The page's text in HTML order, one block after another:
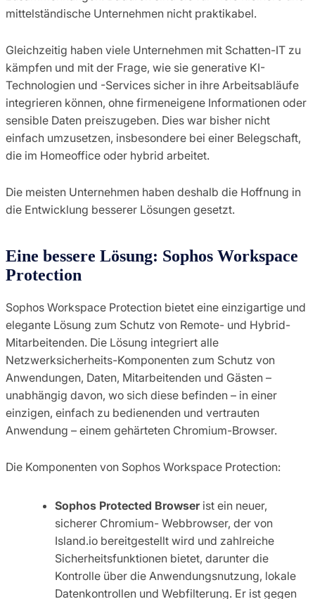
mittelständische Unternehmen nicht praktikabel.
Gleichzeitig haben viele Unternehmen mit Schatten-IT zu
kämpfen und mit der Frage, wie sie generative KI-
Technologien und -Services sicher in ihre Arbeitsabläufe
integrieren können, ohne firmeneigene Informationen oder
sensible Daten preiszugeben. Dies war bisher nicht
einfach umzusetzen, insbesondere bei einer Belegschaft,
die im Homeoffice oder hybrid arbeitet.
Die meisten Unternehmen haben deshalb die Hoffnung in
die Entwicklung besserer Lösungen gesetzt.
Eine bessere Lösung: Sophos Workspace
Protection
Sophos Workspace Protection bietet eine einzigartige und
elegante Lösung zum Schutz von Remote- und Hybrid-
Mitarbeitenden. Die Lösung integriert alle
Netzwerksicherheits-Komponenten zum Schutz von
Anwendungen, Daten, Mitarbeitenden und Gästen –
unabhängig davon, wo sich diese befinden – in einer
einzigen, einfach zu bedienenden und vertrauten
Anwendung – einem gehärteten Chromium-Browser.
Die Komponenten von Sophos Workspace Protection:
Sophos Protected Browser ist ein neuer,
sicherer Chromium- Webbrowser, der von
Island.io bereitgestellt wird und zahlreiche
Sicherheitsfunktionen bietet, darunter die
Kontrolle über die Anwendungsnutzung, lokale
Datenkontrollen und Webfilterung. Er ist gegen